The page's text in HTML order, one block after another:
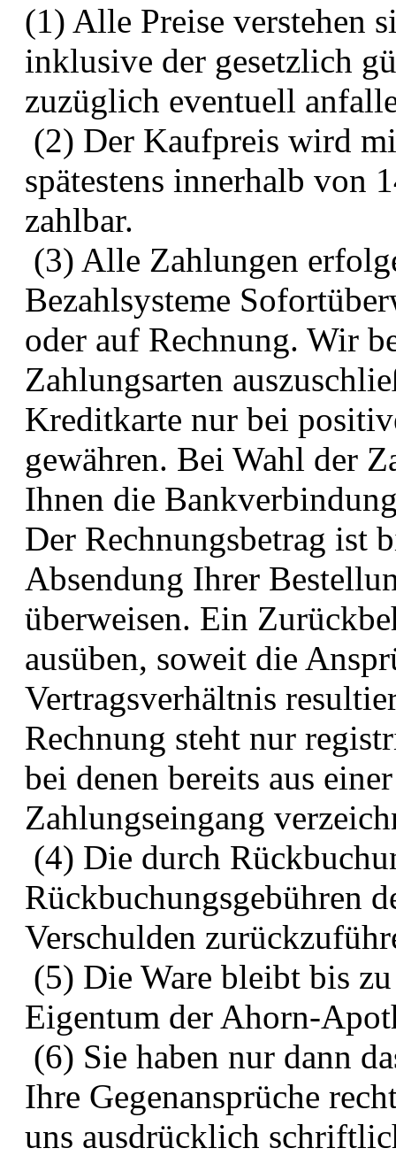
(1) Alle Preise verstehen
inklusive der gesetzlich
zuzüglich eventuell
(2) Der Kaufpreis wird
spätestens innerhalb von
zahlbar.
(3) Alle Zahlungen
Bezahlsysteme
oder auf Rechnung. Wir
Zahlungsarten
Kreditkarte nur bei
gewähren. Bei Wahl der
Ihnen die
Der Rechnungsbetrag ist
Absendung Ihrer
überweisen. Ein
ausüben, soweit die
Vertragsverhältnis
Rechnung steht nur
bei denen bereits aus
Zahlungseingang
(4) Die durch
Rückbuchungsgebühren
Verschulden
(5) Die Ware bleibt bis
Eigentum der Ahorn-
(6) Sie haben nur dann
Ihre Gegenansprüche
uns ausdrücklich